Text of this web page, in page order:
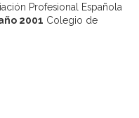
Profesional Española
2001 Colegio de